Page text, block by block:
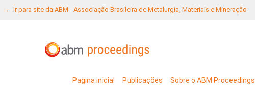
← Ir para site da ABM - Associação Brasileira de Metalurgia, Materiais e Mineração
Pagina inicial Publicações Sobre o ABM Proceedings